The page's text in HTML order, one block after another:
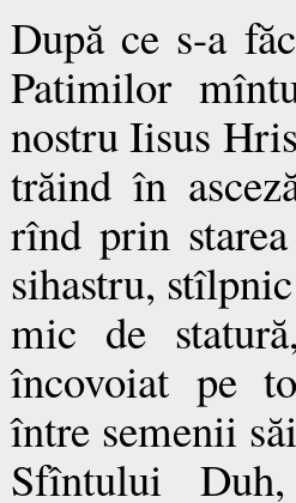
După ce s-a
Patimilor
nostru Iisus
trăind în
rînd prin
sihastru,
mic de
încovoiat pe
între semenii
Sfîntului